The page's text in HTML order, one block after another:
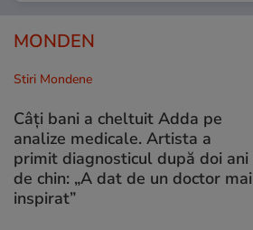
MONDEN
Stiri Mondene
Câți bani a cheltuit Adda pe
analize medicale. Artista a
primit diagnosticul după doi ani
de chin: „A dat de un doctor mai
inspirat”